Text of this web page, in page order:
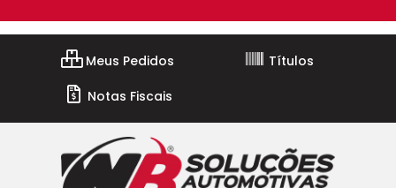
Meus Pedidos
Títulos
Notas Fiscais